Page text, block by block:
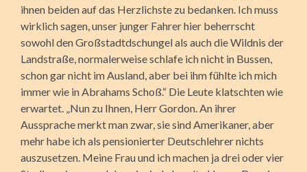
ihnen beiden auf das Herzlichste zu bedanken. Ich muss
wirklich sagen, unser junger Fahrer hier beherrscht
sowohl den Großstadtdschungel als auch die Wildnis der
Landstraße, normalerweise schlafe ich nicht in Bussen,
schon gar nicht im Ausland, aber bei ihm fühlte ich mich
immer wie in Abrahams Schoß.“ Die Leute klatschten wie
erwartet. „Nun zu Ihnen, Herr Gordon. An ihrer
Aussprache merkt man zwar, sie sind Amerikaner, aber
mehr habe ich als pensionierter Deutschlehrer nichts
auszusetzen. Meine Frau und ich machen ja drei oder vier